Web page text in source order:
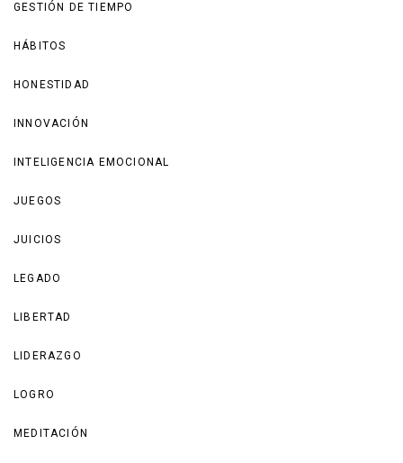
GESTIÓN DE TIEMPO
HÁBITOS
HONESTIDAD
INNOVACIÓN
INTELIGENCIA EMOCIONAL
JUEGOS
JUICIOS
LEGADO
LIBERTAD
LIDERAZGO
LOGRO
MEDITACIÓN